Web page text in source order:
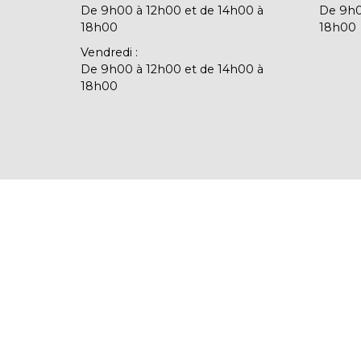
De 9h00 à 12h00 et de 14h00 à
18h00
De
18h00
Vendredi :
De 9h00 à 12h00 et de 14h00 à
18h00